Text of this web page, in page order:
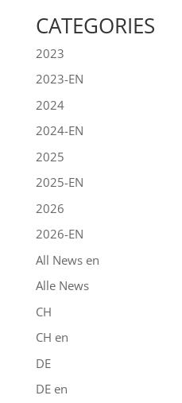
CATEGORIES
2023
2023-EN
2024
2024-EN
2025
2025-EN
2026
2026-EN
All News en
Alle News
CH
CH en
DE
DE en